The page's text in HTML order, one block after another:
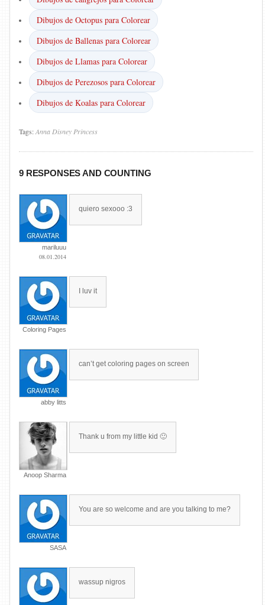
Dibujos de Octopus para Colorear
Dibujos de Ballenas para Colorear
Dibujos de Llamas para Colorear
Dibujos de Perezosos para Colorear
Dibujos de Koalas para Colorear
Tags:Anna Disney Princess
9 RESPONSES AND COUNTING
mariluuu
08.01.2014
quiero sexooo :3
Coloring Pages
I luv it
abby litts
can’t get coloring pages on screen
Anoop Sharma
Thank u from my little kid 🙂
SASA
You are so welcome and are you talking to me?
wassup nigros